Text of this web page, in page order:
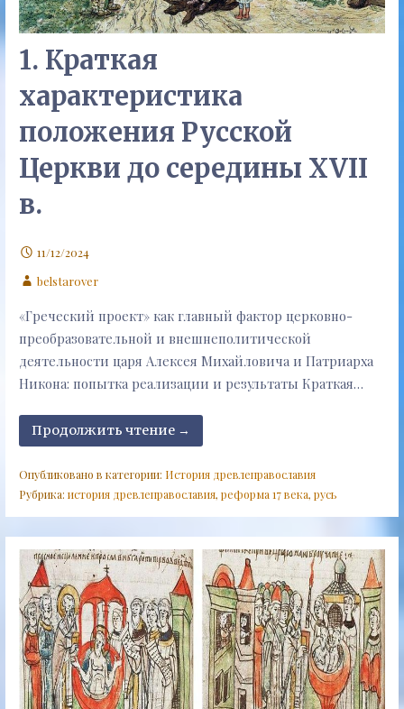
1. Краткая
характеристика
положения Русской
Церкви до середины XVII
в.
11/12/2024
belstarover
«Греческий проект» как главный фактор церковно-
преобразовательной и внешнеполитической
деятельности царя Алексея Михайловича и Патриарха
Никона: попытка реализации и результаты Краткая…
Продолжить чтение →
Опубликовано в категории: История древлеправославия
Рубрика: история древлеправославия, реформа 17 века, русь